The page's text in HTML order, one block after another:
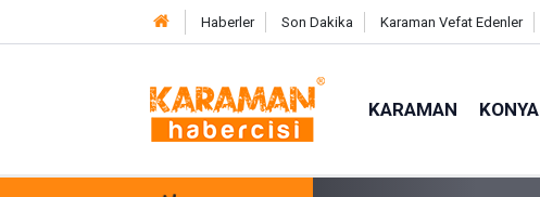
Haberler Son Dakika Karaman Vefat Edenler
KARAMAN KONYA